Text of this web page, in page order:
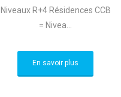
Niveaux R+4 Résidences CCB
= Nivea...
En savoir plus